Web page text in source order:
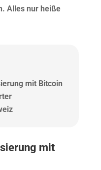
. Alles nur heiße
mit Bitcoin
mit